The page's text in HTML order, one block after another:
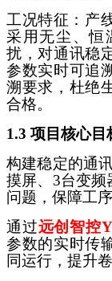
工况特征：产
采用无尘、恒
扰，对通讯稳
参数实时可追
溯要求，杜绝
合格。
1.3 项目核心目
构建稳定的通
摸屏、3台变频
问题，保障工序
通过远创智控
参数的实时传
同运行，提升